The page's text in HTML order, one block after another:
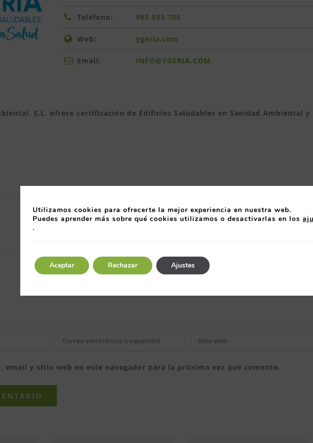
Teléfono: 985 583 706
Web: ygeria.com
Email: INFO@YGERIA.COM
S.L. ofrece certificación de Edificios Saludables en Sanidad Ambiental y
email y sitio web en este navegador para la próxima vez que comente.
Utilizamos cookies para ofrecerte la mejor experiencia en nuestra web.
Puedes aprender más sobre qué cookies utilizamos o desactivarlas en los
.
Aceptar Rechazar Ajustes